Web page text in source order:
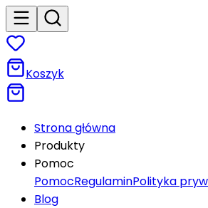
Koszyk
Strona główna
Produkty
Pomoc
PomocRegulaminPolityka
Blog